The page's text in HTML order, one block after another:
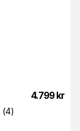
4.799 kr
(4)